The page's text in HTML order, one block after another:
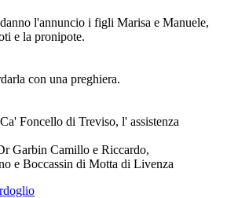
l'annuncio i figli Marisa e Manuele,
e la pronipote.
con una preghiera.
Foncello di Treviso, l' assistenza
Garbin Camillo e Riccardo,
e Boccassin di Motta di Livenza